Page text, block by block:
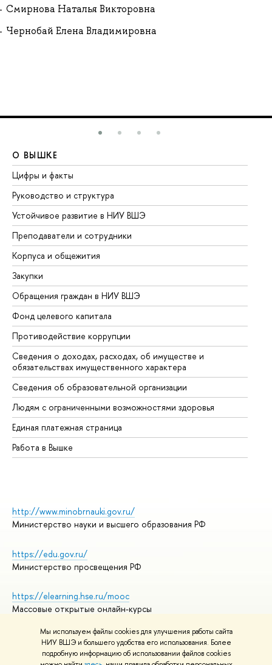
Мы используем файлы cookies для улучшения работы сайта
НИУ ВШЭ и большего удобства его использования. Более
подробную информацию об использовании файлов cookies
Смирнова Наталья Викторовна
Чернобай Елена Владимировна
О ВЫШКЕ
Цифры и факты
Руководство и структура
Устойчивое развитие в НИУ ВШЭ
Преподаватели и сотрудники
Корпуса и общежития
Закупки
Обращения граждан в НИУ ВШЭ
Фонд целевого капитала
Противодействие коррупции
Сведения о доходах, расходах, об имуществе и
обязательствах имущественного характера
Сведения об образовательной организации
Людям с ограниченными возможностями здоровья
Единая платежная страница
Работа в Вышке
http://www.minobrnauki.gov.ru/
Министерство науки и высшего образования РФ
https://edu.gov.ru/
Министерство просвещения РФ
https://elearning.hse.ru/mooc
Массовые открытые онлайн-курсы
© НИУ ВШЭ 1993–2026 Адреса и контакты